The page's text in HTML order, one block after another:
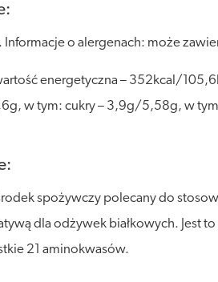
Informacje o alergenach: może
energetyczna – 352kcal/
w tym: cukry – 3,9g/5,58g, w
spożywczy polecany do
dla odżywek białkowych. Jest
21 aminokwasów.